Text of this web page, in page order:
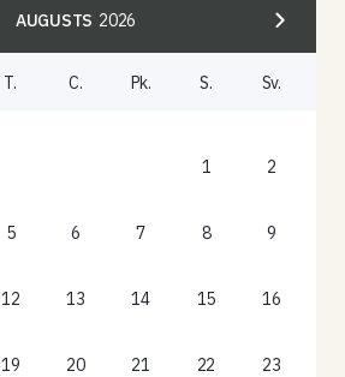
AUGUSTS 2026
T. C. Pk. S. Sv.
1 2
5 6 7 8 9
12 13 14 15 16
19 20 21 22 23